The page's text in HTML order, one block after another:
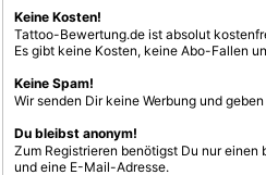
Keine Kosten!
Tattoo-Bewertung.de ist absolut
Es gibt keine Kosten, keine Abo-Fallen
Keine Spam!
Wir senden Dir keine Werbung und
Du bleibst anonym!
Zum Registrieren benötigst Du nur einen
und eine E-Mail-Adresse.